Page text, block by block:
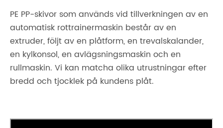
PE PP-skivor som används vid tillverkningen av en
automatisk rottrainermaskin består av en
extruder, följt av en plåtform, en trevalskalander,
en kylkonsol, en avlägsningsmaskin och en
rullmaskin. Vi kan matcha olika utrustningar efter
bredd och tjocklek på kundens plåt.